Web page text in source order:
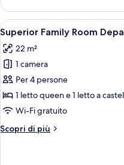
Classic
Apri
tutte
le
foto
per
Superior
Family
Depandance
4
Superior Family Room
22 m²
1 camera
Per 4 persone
1 letto queen e 1 letto a
Wi-Fi gratuito
Scopri di più
Altri